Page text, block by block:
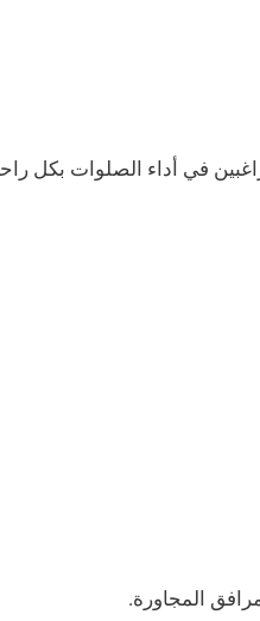
في أداء الصلوات بكل
المجاورة.